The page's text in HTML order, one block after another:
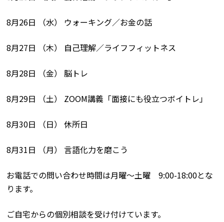
8月26日 （水） ウォーキング／お金の話
8月27日 （木） 自己理解／ライフフィットネス
8月28日 （金） 脳トレ
8月29日 （土） ZOOM講義「面接にも役立つボイトレ」
8月30日 （日） 休所日
8月31日 （月） 言語化力を磨こう
お電話での問い合わせ時間は月曜〜土曜 9:00-18:00とな
ります。
ご自宅からの個別相談を受け付けています。